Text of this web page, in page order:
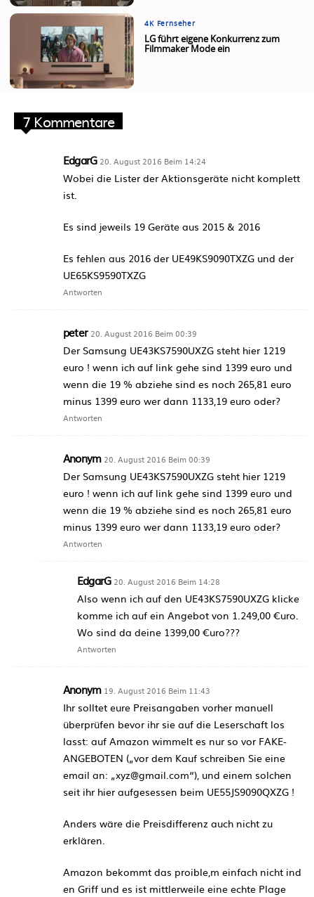
4K Fernseher
LG führt eigene Konkurrenz zum
Filmmaker Mode ein
7 Kommentare
EdgarG 20. August 2016 Beim 14:24
Wobei die Lister der Aktionsgeräte nicht komplett
ist.
Es sind jeweils 19 Geräte aus 2015 & 2016
Es fehlen aus 2016 der UE49KS9090TXZG und der
UE65KS9590TXZG
Antworten
peter 20. August 2016 Beim 00:39
Der Samsung UE43KS7590UXZG steht hier 1219
euro ! wenn ich auf link gehe sind 1399 euro und
wenn die 19 % abziehe sind es noch 265,81 euro
minus 1399 euro wer dann 1133,19 euro oder?
Antworten
Anonym 20. August 2016 Beim 00:39
Der Samsung UE43KS7590UXZG steht hier 1219
euro ! wenn ich auf link gehe sind 1399 euro und
wenn die 19 % abziehe sind es noch 265,81 euro
minus 1399 euro wer dann 1133,19 euro oder?
Antworten
EdgarG 20. August 2016 Beim 14:28
Also wenn ich auf den UE43KS7590UXZG klicke
komme ich auf ein Angebot von 1.249,00 €uro.
Wo sind da deine 1399,00 €uro???
Antworten
Anonym 19. August 2016 Beim 11:43
Ihr solltet eure Preisangaben vorher manuell
überprüfen bevor ihr sie auf die Leserschaft los
lasst: auf Amazon wimmelt es nur so vor FAKE-
ANGEBOTEN („vor dem Kauf schreiben Sie eine
email an: „xyz@gmail.com“), und einem solchen
seit ihr hier aufgesessen beim UE55JS9090QXZG !
Anders wäre die Preisdifferenz auch nicht zu
erklären.
Amazon bekommt das proible,m einfach nicht ind
en Griff und es ist mittlerweile eine echte Plage